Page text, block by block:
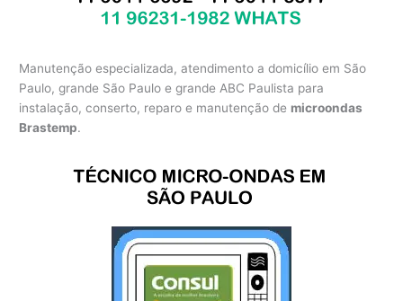
Manutenção especializada, atendimento a domicílio em São
Paulo, grande São Paulo e grande ABC Paulista para
instalação, conserto, reparo e manutenção de microondas
Brastemp.